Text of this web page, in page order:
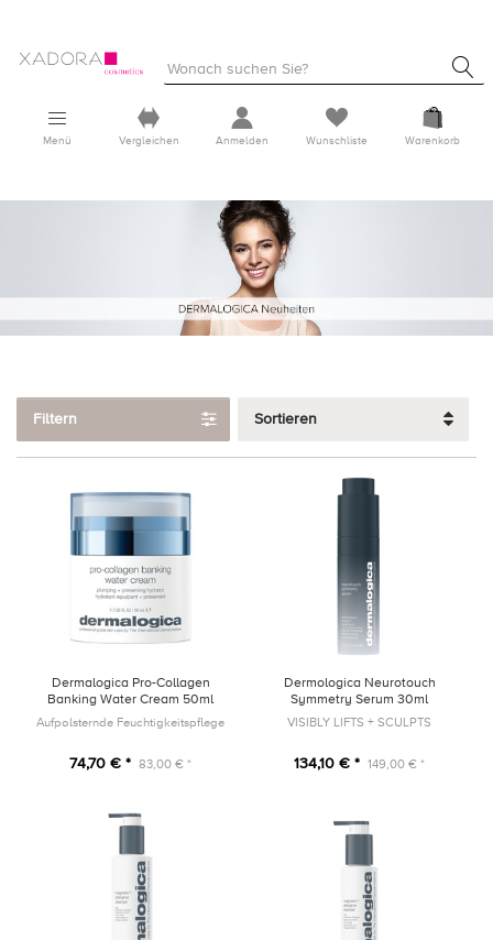
Menü Vergleichen Anmelden Wunschliste Warenkorb
Filtern Sortieren
Dermalogica Pro-Collagen
Banking Water Cream 50ml
Aufpolsternde Feuchtigkeitspflege
74,70 € * 83,00 € *
Dermologica Neurotouch
Symmetry Serum 30ml
VISIBLY LIFTS + SCULPTS
134,10 € * 149,00 € *